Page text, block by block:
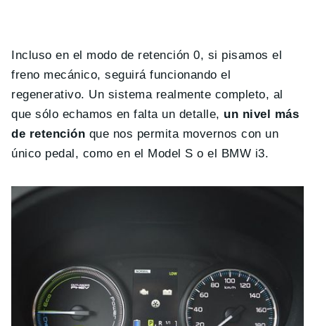
Incluso en el modo de retención 0, si pisamos el
freno mecánico, seguirá funcionando el
regenerativo. Un sistema realmente completo, al
que sólo echamos en falta un detalle, un nivel más
de retención que nos permita movernos con un
único pedal, como en el Model S o el BMW i3.